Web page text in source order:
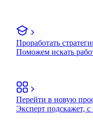
Проработать
Поможем искать
Перейти в новую
Эксперт подскажет, с